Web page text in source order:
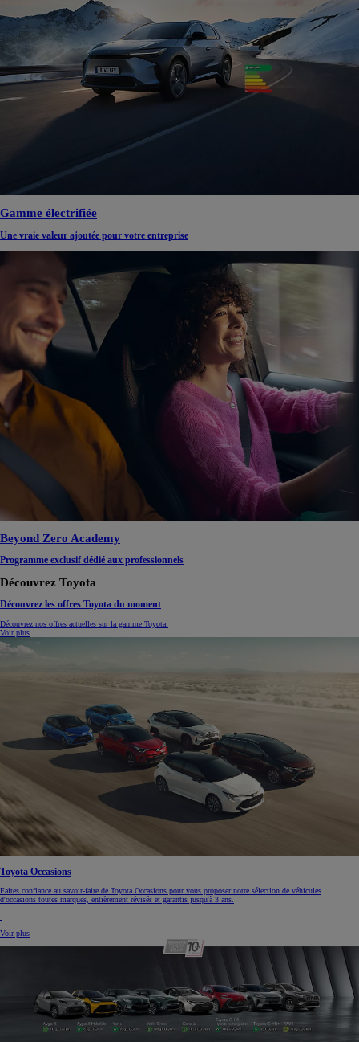
Gamme électrifiée
Une vraie valeur ajoutée pour votre entreprise
Beyond Zero Academy
Programme exclusif dédié aux professionnels
Découvrez Toyota
Découvrez les offres Toyota du moment
Découvrez nos offres actuelles sur la gamme Toyota.
Voir plus
Toyota Occasions
Faites confiance au savoir-faire de Toyota Occasions pour vous proposer notre sélection de véhicules
d'occasions toutes marques, entièrement révisés et garantis jusqu'à 3 ans.
Voir plus